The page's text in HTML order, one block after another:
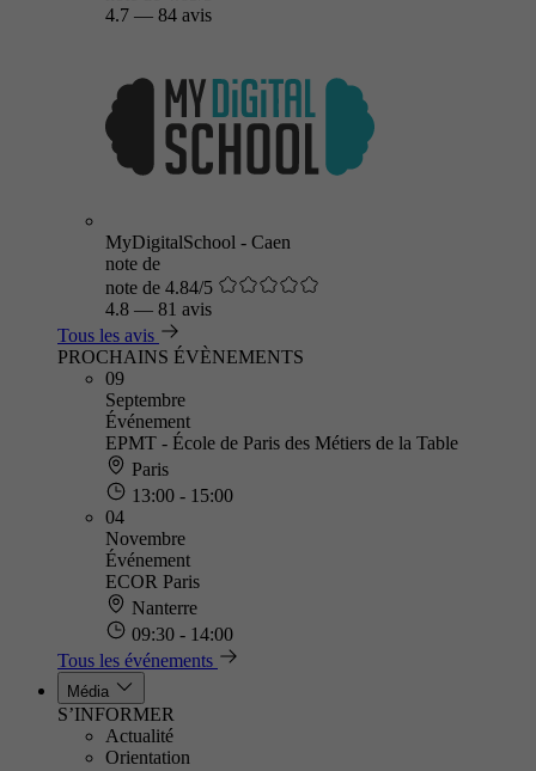
4.7 — 84 avis
MyDigitalSchool - Caen
note de
note de 4.84/5
4.8 — 81 avis
Tous les avis
PROCHAINS ÉVÈNEMENTS
09
Septembre
Événement
EPMT - École de Paris des Métiers de la Table
Paris
13:00 - 15:00
04
Novembre
Événement
ECOR Paris
Nanterre
09:30 - 14:00
Tous les événements
Média
S’INFORMER
Actualité
Orientation